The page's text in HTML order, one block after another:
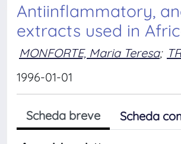
Antiinflammatory,
extracts used in
MONFORTE, Maria Teresa;
1996-01-01
Scheda breve Scheda